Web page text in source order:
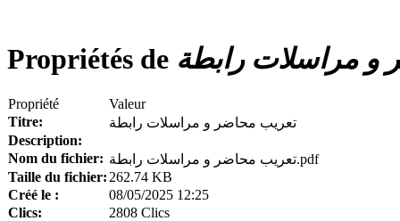
Propriétés de و مراسلات رابطة
Propriété
Valeur
Titre:
تعريب محاضر و مراسلات رابطة
Description:
Nom du fichier:
تعريب محاضر و مراسلات رابطة.pdf
Taille du fichier: 262.74 KB
Créé le :
08/05/2025 12:25
Clics:
2808 Clics